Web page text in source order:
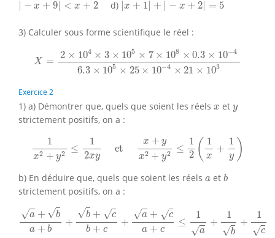
| − x + 9| < x + 2 d) |x + 1| + | − x + 2| = 5
3) Calculer sous forme scientifique le réel :
X =
2 × 104 × 3 × 105 × 7 × 108 × 0.3 × 10−4
6.3 × 105 × 25 × 10−4 × 21 × 103
10 ×3× 105 7×10 8× 0.3×10 − 46.3 ×10
Exercice 2
1) a) Démontrer que, quels que soient les réels x
x et y
y
strictement positifs, on a :
1
x2 + y2 ≤
1
2xy
et
x + y
x2 + y2 ≤
1
2 ( 1
x
+
1
y )
1 1 x 2 y 2 1x +
b) En déduire que, quels que soient les réels a
a et b
b
strictement positifs, on a :
√a + √b
a + b
+
√b + √c
b + c
+
√a + √c
a + c
≤
1
√a
+
1
√b
+
1
√c
a +b +c +a+ +c